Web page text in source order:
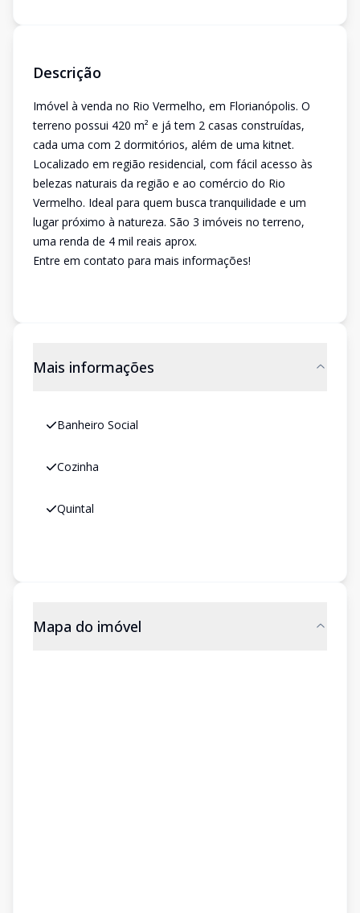
Descrição
Imóvel à venda no Rio Vermelho, em Florianópolis. O
terreno possui 420 m² e já tem 2 casas construídas,
cada uma com 2 dormitórios, além de uma kitnet.
Localizado em região residencial, com fácil acesso às
belezas naturais da região e ao comércio do Rio
Vermelho. Ideal para quem busca tranquilidade e um
lugar próximo à natureza. São 3 imóveis no terreno,
uma renda de 4 mil reais aprox.
Entre em contato para mais informações!
Mais informações
Banheiro Social
Cozinha
Quintal
Mapa do imóvel